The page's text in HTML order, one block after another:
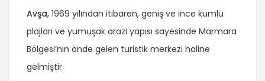
Avşa, 1969 yılından itibaren, geniş ve ince kumlu
plajları ve yumuşak arazi yapısı sayesinde Marmara
Bölgesi’nin önde gelen turistik merkezi haline
gelmiştir.